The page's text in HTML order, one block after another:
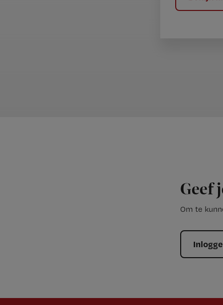
Geef
Om te